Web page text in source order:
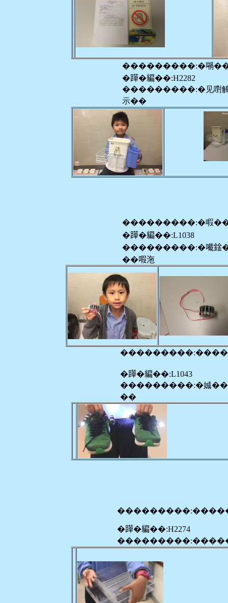
�𨅯�編��:H2282
���������:�见嚉
示��
���������:�㗇
�𨅯�編��:L1038
���������:�𡁶鍂�
��㗇沲
�𨅯�編��:L1043
���������:�娍
��
�𨅯�編��:H2274